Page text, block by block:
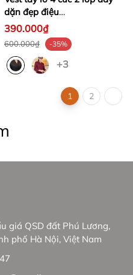
dặn đẹp điệu
NKAK2507001
390.000₫
600.000₫ -35%
+3
1 2
giá QSD đất Phú Lương,
phố Hà Nội, Việt Nam